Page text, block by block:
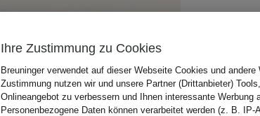
Ihre Zustimmung zu Cookies
Breuninger verwendet auf dieser Webseite Cookies und andere
Zustimmung nutzen wir und unsere Partner (Drittanbieter)
Onlineangebot zu verbessern und Ihnen interessante Werbung
Personenbezogene Daten können verarbeitet werden (z. B.